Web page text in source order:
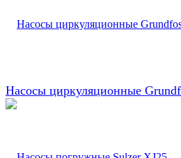
Насосы циркуляционные